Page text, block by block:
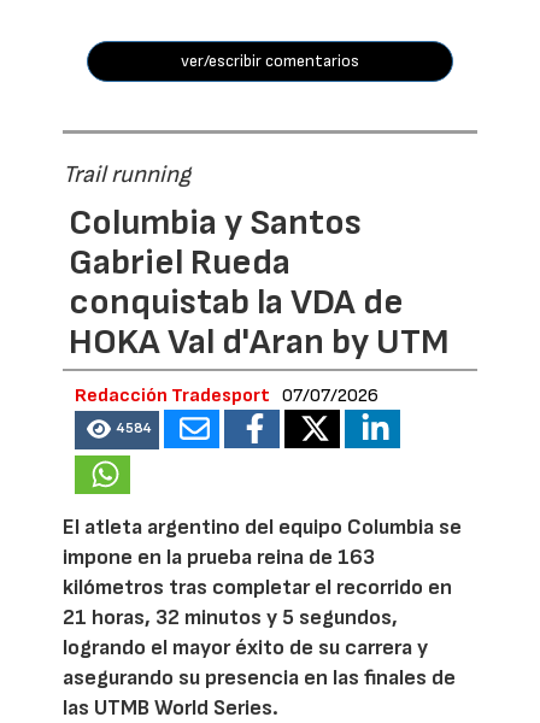
ver/escribir comentarios
Trail running
Columbia y Santos
Gabriel Rueda
conquistab la VDA de
HOKA Val d'Aran by UTM
Redacción Tradesport 07/07/2026
4584
El atleta argentino del equipo Columbia se
impone en la prueba reina de 163
kilómetros tras completar el recorrido en
21 horas, 32 minutos y 5 segundos,
logrando el mayor éxito de su carrera y
asegurando su presencia en las finales de
las UTMB World Series.